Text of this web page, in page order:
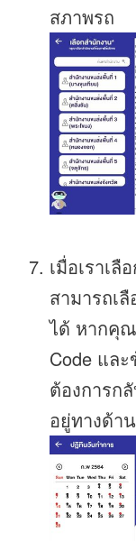
สภาพรถ
เมื่อเราเ
สามารถเ
ได้ หากคุณ
Code แล
ต้องการก
อยู่ทางด้า